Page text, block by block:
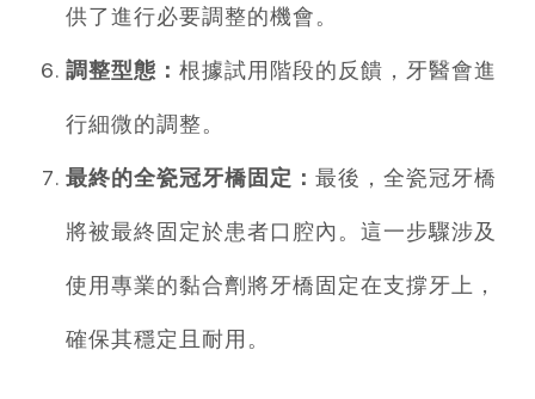
供了進行必要調整的機會。
調整型態： 根據試用階段的反饋，牙醫會進
行細微的調整。
最終的全瓷冠牙橋固定： 最後，全瓷冠牙橋
將被最終固定於患者口腔內。這一步驟涉及
使用專業的黏合劑將牙橋固定在支撐牙上，
確保其穩定且耐用。